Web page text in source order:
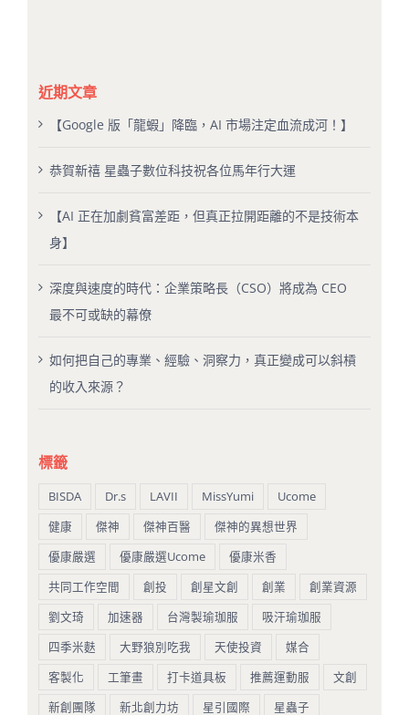
近期文章
【Google 版「龍蝦」降臨，AI 市場注定血流成河！】
恭賀新禧 星蟲子數位科技祝各位馬年行大運
【AI 正在加劇貧富差距，但真正拉開距離的不是技術本
身】
深度與速度的時代：企業策略長（CSO）將成為 CEO
最不可或缺的幕僚
如何把自己的專業、經驗、洞察力，真正變成可以斜槓
的收入來源？
標籤
BISDA Dr.s LAVII MissYumi
Ucome
健康
傑神 傑神百醫
傑神的異想世界
優康嚴選
優康嚴選Ucome
優康米香
共同工作空間
創投 創星文創 創業
創業資源
劉文琦
加速器 台灣製瑜珈服
吸汗瑜珈服
四季米麩
大野狼別吃我 天使投資
媒合
客製化
工筆畫 打卡道具板 推薦運動服
文創
新創團隊
新北創力坊 星引國際 星蟲子